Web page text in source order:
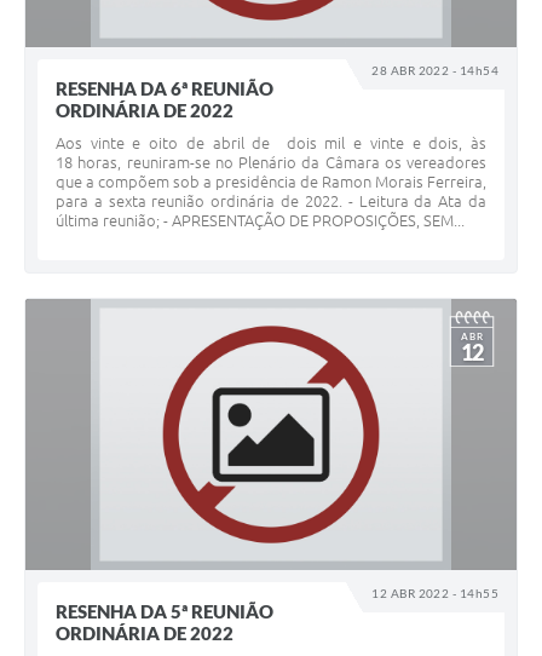
28 ABR 2022 - 14h54
RESENHA DA 6ª REUNIÃO
ORDINÁRIA DE 2022
Aos vinte e oito de abril de dois mil e vinte e dois, às
18 horas, reuniram-se no Plenário da Câmara os vereadores
que a compõem sob a presidência de Ramon Morais Ferreira,
para a sexta reunião ordinária de 2022. - Leitura da Ata da
última reunião; - APRESENTAÇÃO DE PROPOSIÇÕES, SEM...
12 ABR 2022 - 14h55
ABR
12
RESENHA DA 5ª REUNIÃO
ORDINÁRIA DE 2022